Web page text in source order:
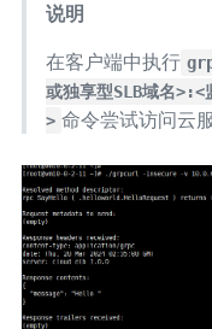
说明
在客户端中执行
或独享型SLB域名>:<
> 命令尝试访问云